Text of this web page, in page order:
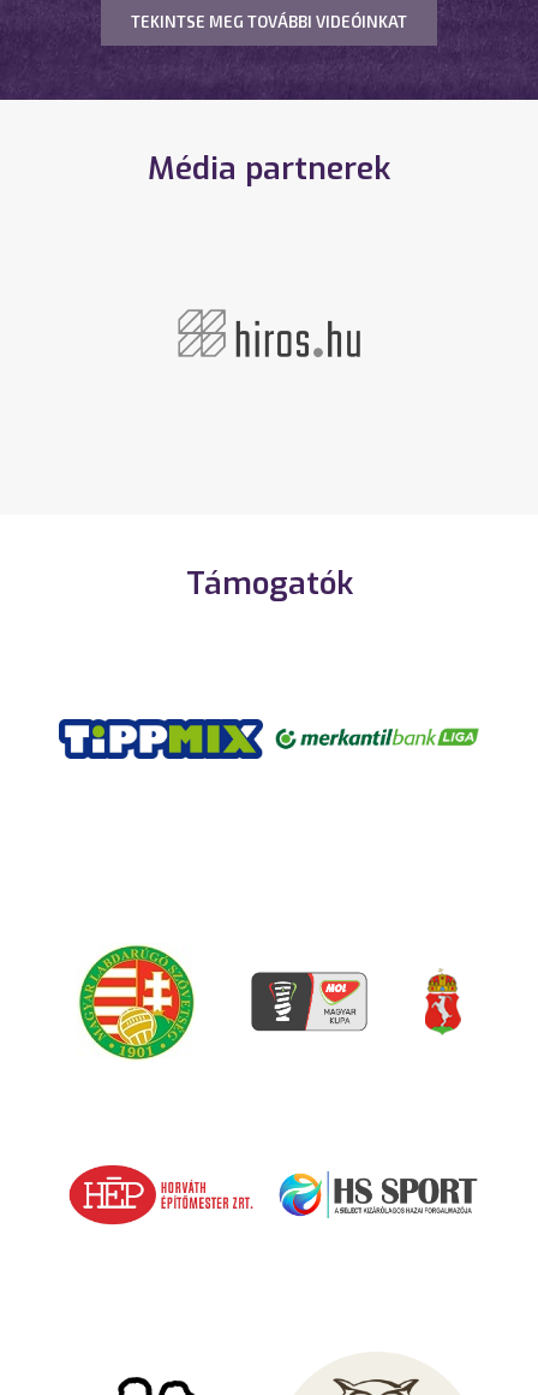
TEKINTSE MEG TOVÁBBI VIDEÓINKAT
Média partnerek
Támogatók